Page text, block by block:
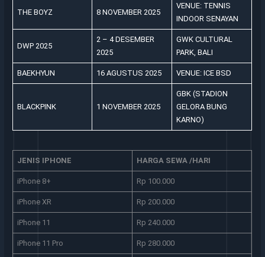
THE BOYZ 8 NOVEMBER 2025
VENUE: TENNIS
INDOOR SENAYAN
DWP 2025
2 – 4 DESEMBER
2025
GWK CULTURAL
PARK, BALI
BAEKHYUN 16 AGUSTUS 2025 VENUE: ICE BSD
BLACKPINK 1 NOVEMBER 2025
GBK (STADION
GELORA BUNG
KARNO)
JENIS IPHONE HARGA SEWA /HARI
iPhone 8+ Rp 100.000
iPhone XR Rp 200.000
iPhone 11 Rp 240.000
iPhone 11 Pro Rp 280.000